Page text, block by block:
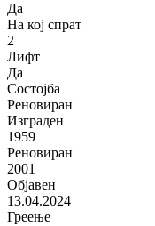
Да
На кој спрат
2
Лифт
Да
Состојба
Реновиран
Изграден
1959
Реновиран
2001
Објавен
13.04.2024
Греење